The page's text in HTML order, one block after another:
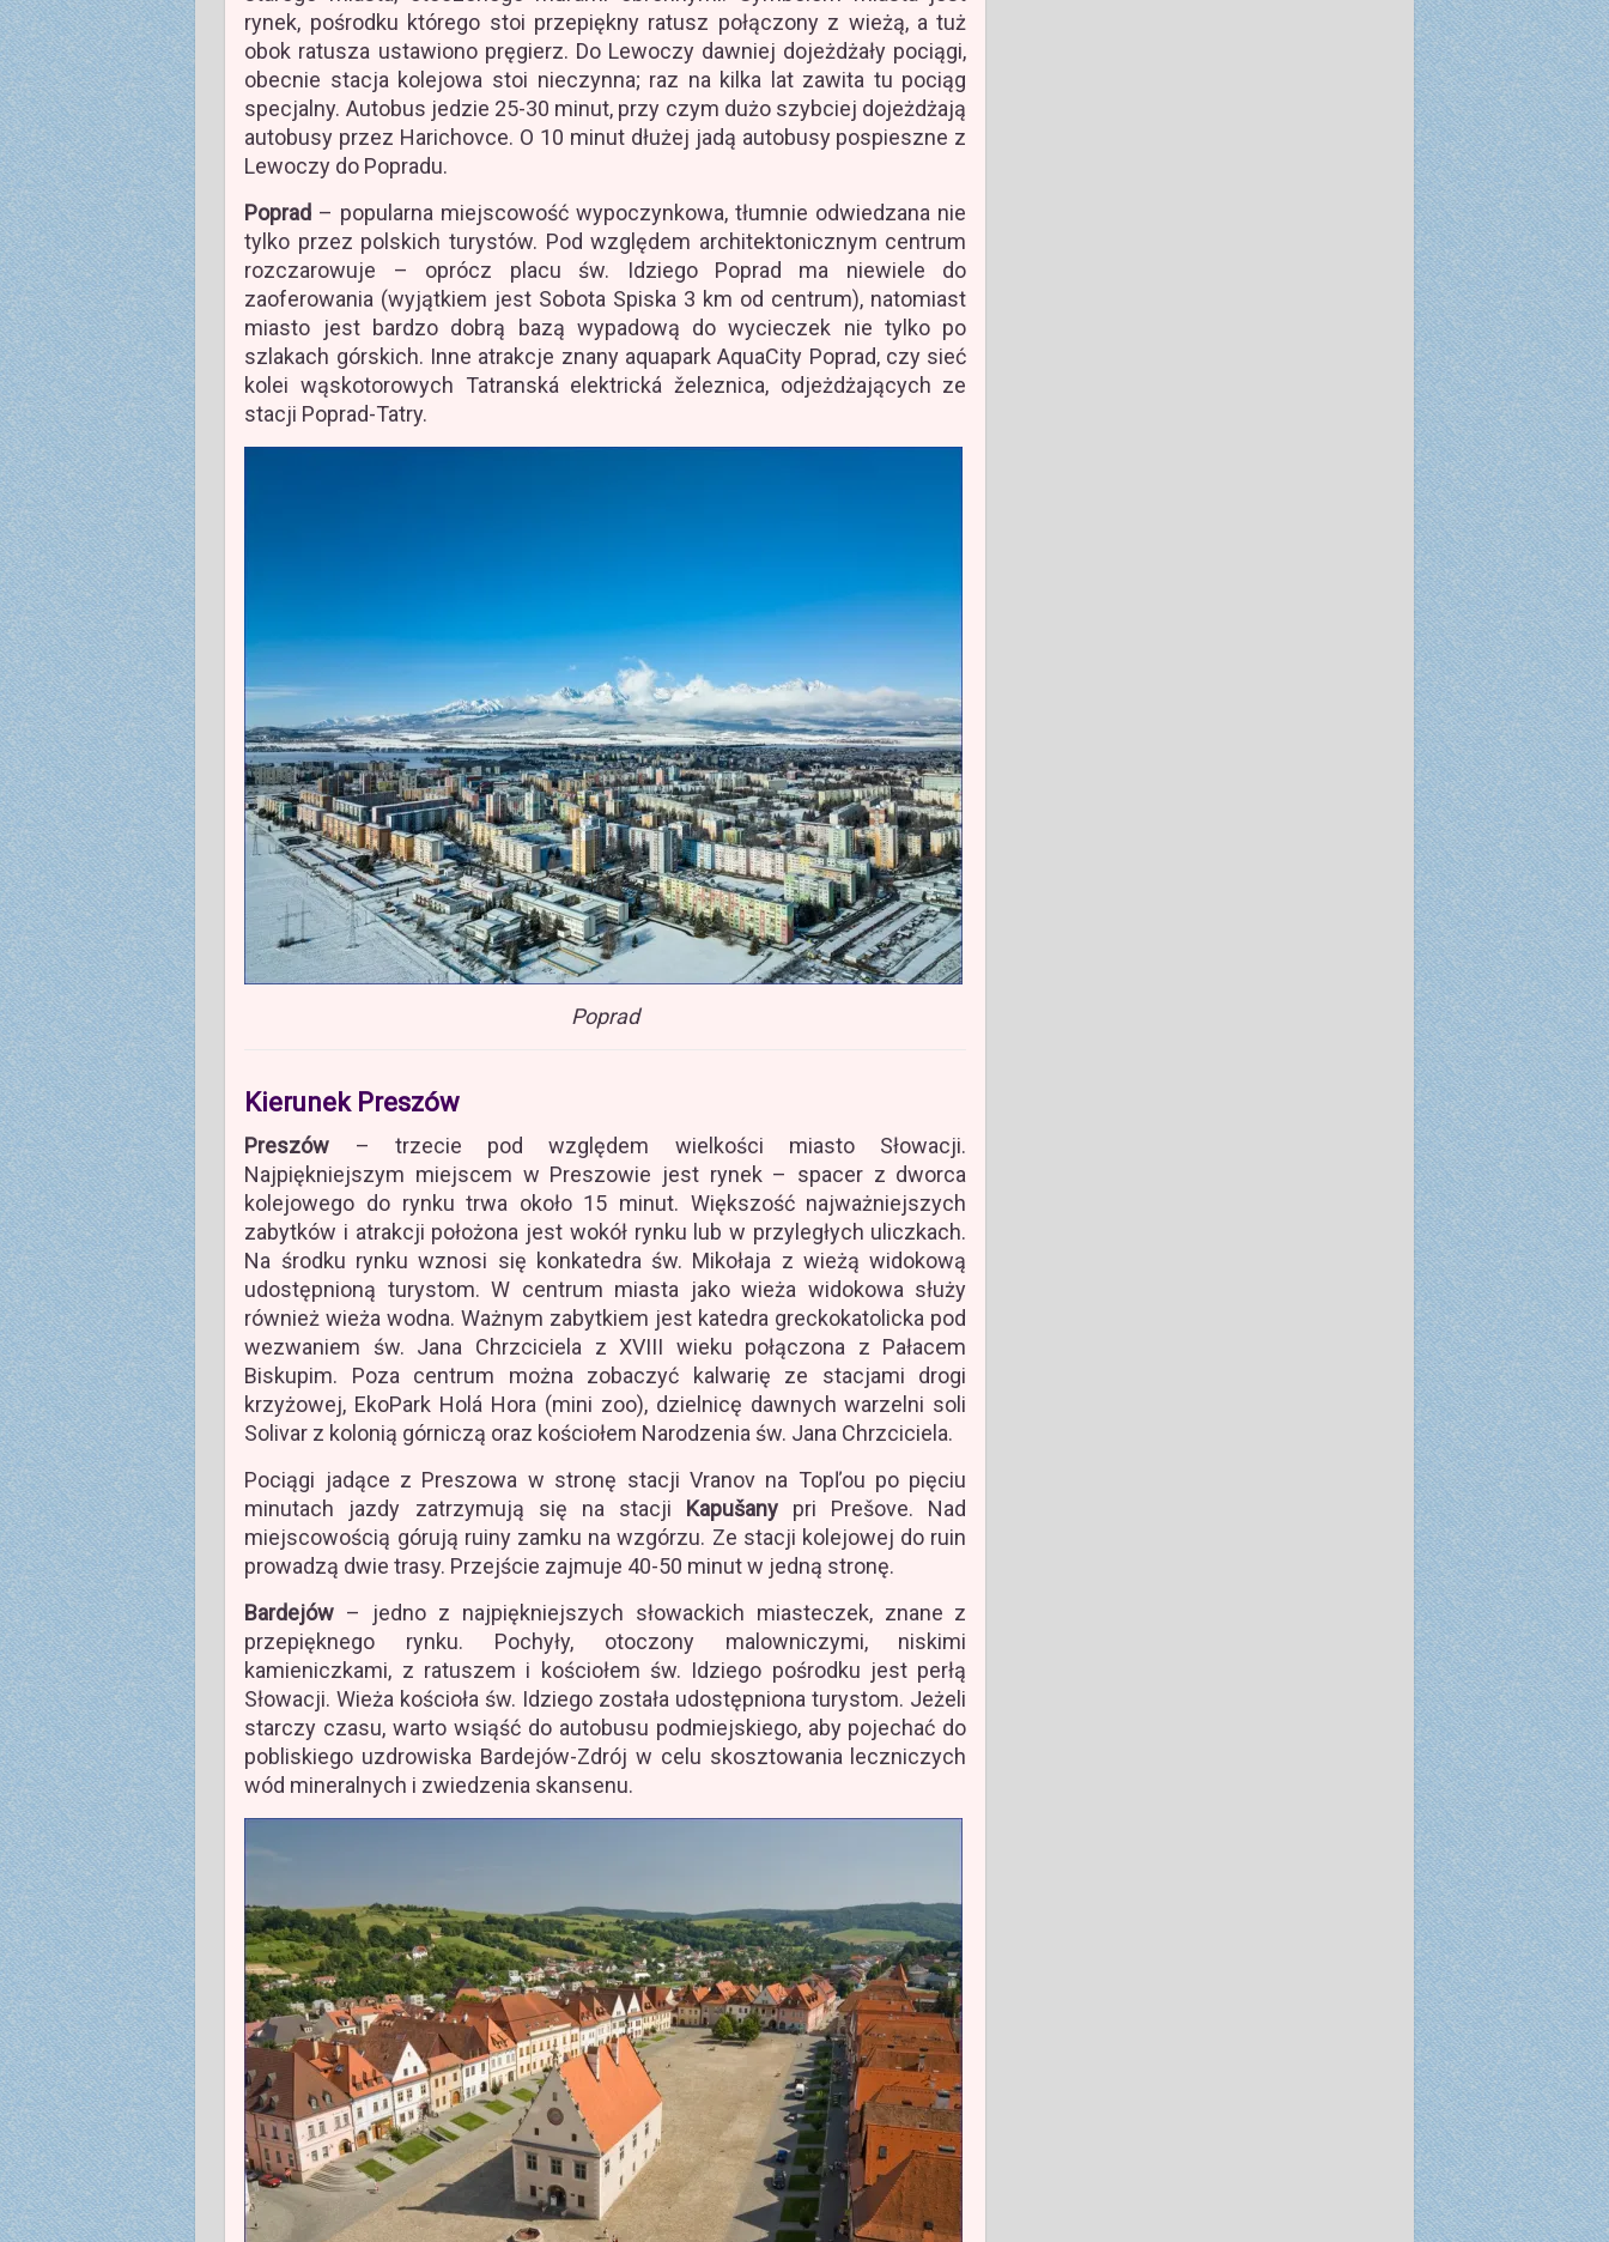
rynek, pośrodku którego stoi przepiękny ratusz połączony z wieżą, a tuż
obok ratusza ustawiono pręgierz. Do Lewoczy dawniej dojeżdżały pociągi,
obecnie stacja kolejowa stoi nieczynna; raz na kilka lat zawita tu pociąg
specjalny. Autobus jedzie 25-30 minut, przy czym dużo szybciej dojeżdżają
autobusy przez Harichovce. O 10 minut dłużej jadą autobusy pospieszne z
Lewoczy do Popradu.
Poprad – popularna miejscowość wypoczynkowa, tłumnie odwiedzana nie
tylko przez polskich turystów. Pod względem architektonicznym centrum
rozczarowuje – oprócz placu św. Idziego Poprad ma niewiele do
zaoferowania (wyjątkiem jest Sobota Spiska 3 km od centrum), natomiast
miasto jest bardzo dobrą bazą wypadową do wycieczek nie tylko po
szlakach górskich. Inne atrakcje znany aquapark AquaCity Poprad, czy sieć
kolei wąskotorowych Tatranská elektrická železnica, odjeżdżających ze
stacji Poprad-Tatry.
Poprad
Kierunek Preszów
Preszów – trzecie pod względem wielkości miasto Słowacji.
Najpiękniejszym miejscem w Preszowie jest rynek – spacer z dworca
kolejowego do rynku trwa około 15 minut. Większość najważniejszych
zabytków i atrakcji położona jest wokół rynku lub w przyległych uliczkach.
Na środku rynku wznosi się konkatedra św. Mikołaja z wieżą widokową
udostępnioną turystom. W centrum miasta jako wieża widokowa służy
również wieża wodna. Ważnym zabytkiem jest katedra greckokatolicka pod
wezwaniem św. Jana Chrzciciela z XVIII wieku połączona z Pałacem
Biskupim. Poza centrum można zobaczyć kalwarię ze stacjami drogi
krzyżowej, EkoPark Holá Hora (mini zoo), dzielnicę dawnych warzelni soli
Solivar z kolonią górniczą oraz kościołem Narodzenia św. Jana Chrzciciela.
Pociągi jadące z Preszowa w stronę stacji Vranov na Topľou po pięciu
minutach jazdy zatrzymują się na stacji Kapušany pri Prešove. Nad
miejscowością górują ruiny zamku na wzgórzu. Ze stacji kolejowej do ruin
prowadzą dwie trasy. Przejście zajmuje 40-50 minut w jedną stronę.
Bardejów – jedno z najpiękniejszych słowackich miasteczek, znane z
przepięknego rynku. Pochyły, otoczony malowniczymi, niskimi
kamieniczkami, z ratuszem i kościołem św. Idziego pośrodku jest perłą
Słowacji. Wieża kościoła św. Idziego została udostępniona turystom. Jeżeli
starczy czasu, warto wsiąść do autobusu podmiejskiego, aby pojechać do
pobliskiego uzdrowiska Bardejów-Zdrój w celu skosztowania leczniczych
wód mineralnych i zwiedzenia skansenu.